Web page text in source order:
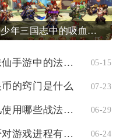
少年三国志中的吸血是怎样操作的
如何能够更好地利用诛仙手游中的法宝技能 05-15
的窍门是什么 07-23
三国志战略版中吕洛儿使用哪些战法较为适宜 06-29
荒野行动枪械皮肤是否对游戏进程有影响 06-24